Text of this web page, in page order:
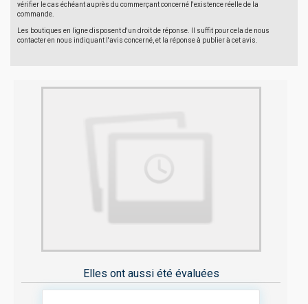
vérifier le cas échéant auprès du commerçant concerné l'existence réelle de la
commande.
Les boutiques en ligne disposent d'un droit de réponse. Il suffit pour cela de nous
contacter en nous indiquant l'avis concerné, et la réponse à publier à cet avis.
Elles ont aussi été évaluées